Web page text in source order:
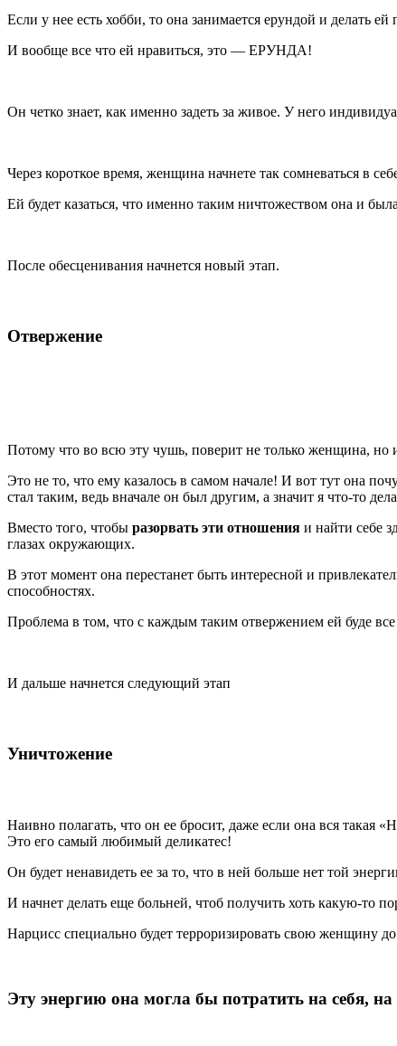
Если у нее есть хобби, то она занимается ерундой и делать
И вообще все что ей нравиться, это — ЕРУНДА!
Он четко знает, как именно задеть за живое. У него
Через короткое время, женщина начнете так сомневаться в
Ей будет казаться, что именно таким ничтожеством она и
После обесценивания начнется новый этап.
Отвержение
Потому что во всю эту чушь, поверит не только женщина, но
Это не то, что ему казалось в самом начале! И вот тут она
стал таким, ведь вначале он был другим, а значит я что-то
Вместо того, чтобы разорвать эти отношения и найти себе
глазах окружающих.
В этот момент она перестанет быть интересной и
способностях.
Проблема в том, что с каждым таким отвержением ей буде
И дальше начнется следующий этап
Уничтожение
Наивно полагать, что он ее бросит, даже если она вся такая
Это его самый любимый деликатес!
Он будет ненавидеть ее за то, что в ней больше нет той
И начнет делать еще больней, чтоб получить хоть какую-то
Нарцисс специально будет терроризировать свою женщину
Эту энергию она могла бы потратить на себя,